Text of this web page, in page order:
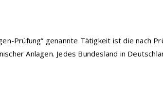
Prüfung” genannte Tätigkeit ist die nach
Anlagen. Jedes Bundesland in